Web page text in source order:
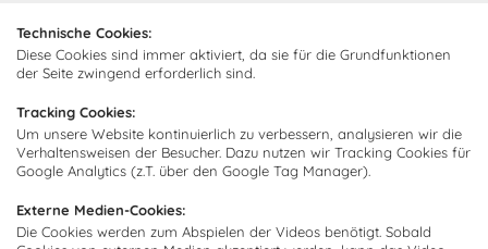
Technische Cookies:
Diese Cookies sind immer aktiviert, da sie für die Grundfunktionen
der Seite zwingend erforderlich sind.
Tracking Cookies:
Um unsere Website kontinuierlich zu verbessern, analysieren wir die
Verhaltensweisen der Besucher. Dazu nutzen wir Tracking Cookies für
Google Analytics (z.T. über den Google Tag Manager).
Externe Medien-Cookies:
Die Cookies werden zum Abspielen der Videos benötigt. Sobald
Ich bin damit einverstanden, dass Cocooning24 mich regelmäßig
Diese Einwilligung kann jederzeit widerrufen werden. Einzelheiten
sind in derDatenschutzrichtliniezu finden.
Abonnieren